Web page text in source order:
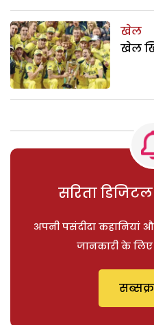
खेल
खेल
सरिता
अपनी पसंदीदा कहानियां
जानकारी के